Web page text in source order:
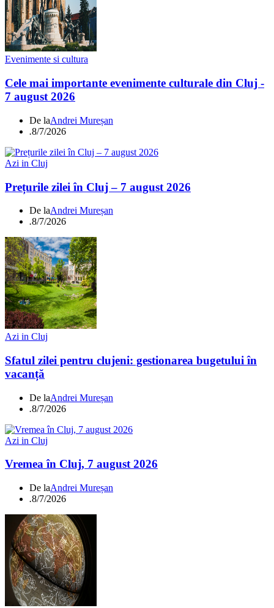
Evenimente si cultura
Cele mai importante evenimente culturale din Cluj -
7 august 2026
De laAndrei Mureșan
.8/7/2026
Azi in Cluj
Prețurile zilei în Cluj – 7 august 2026
De laAndrei Mureșan
.8/7/2026
Azi in Cluj
Sfatul zilei pentru clujeni: gestionarea bugetului în
vacanță
De laAndrei Mureșan
.8/7/2026
Azi in Cluj
Vremea în Cluj, 7 august 2026
De laAndrei Mureșan
.8/7/2026